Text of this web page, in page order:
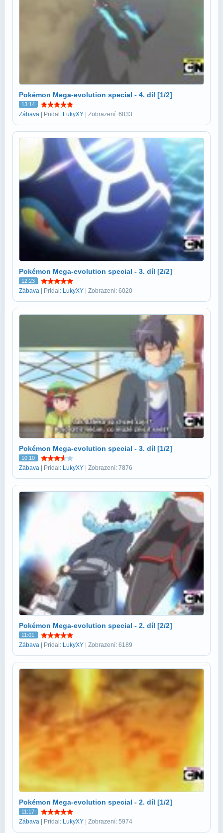
Pokémon Mega-evolution special - 4. díl [1/2]
13:14
Zábava | Pridal: LukyXY | Zobrazení: 6833
Pokémon Mega-evolution special - 3. díl [2/2]
12:23
Zábava | Pridal: LukyXY | Zobrazení: 6020
Pokémon Mega-evolution special - 3. díl [1/2]
10:10
Zábava | Pridal: LukyXY | Zobrazení: 7876
Pokémon Mega-evolution special - 2. díl [2/2]
11:01
Zábava | Pridal: LukyXY | Zobrazení: 6189
Pokémon Mega-evolution special - 2. díl [1/2]
11:17
Zábava | Pridal: LukyXY | Zobrazení: 5974